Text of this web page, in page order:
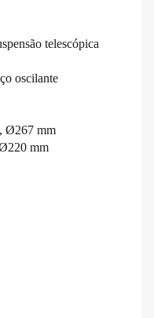
telescópica
oscilante
Ø267 mm
mm